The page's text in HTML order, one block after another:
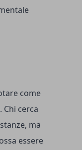
come
cerca
ma
essere